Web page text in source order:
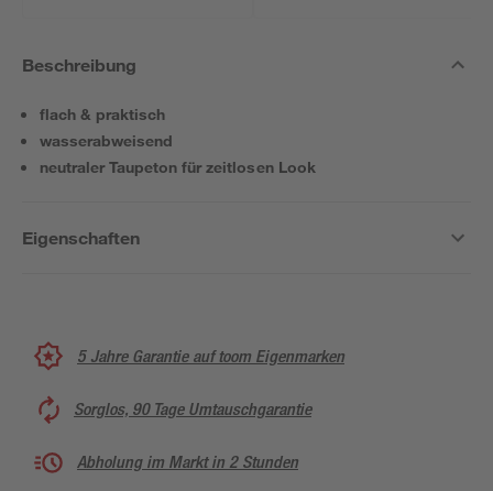
Beschreibung
flach & praktisch
wasserabweisend
neutraler Taupeton für zeitlosen Look
Eigenschaften
5 Jahre Garantie auf toom Eigenmarken
Sorglos, 90 Tage Umtauschgarantie
Abholung im Markt in 2 Stunden